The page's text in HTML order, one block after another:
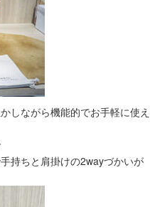
しながら機能的でお手軽に使え
持ちと肩掛けの2wayづかいが